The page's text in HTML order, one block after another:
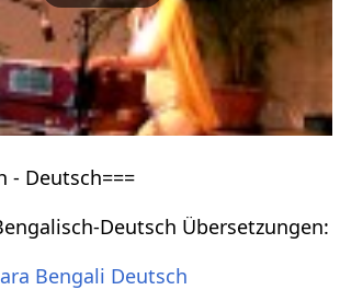
- Deutsch===
Deutsch Übersetzungen:
Bengali Deutsch